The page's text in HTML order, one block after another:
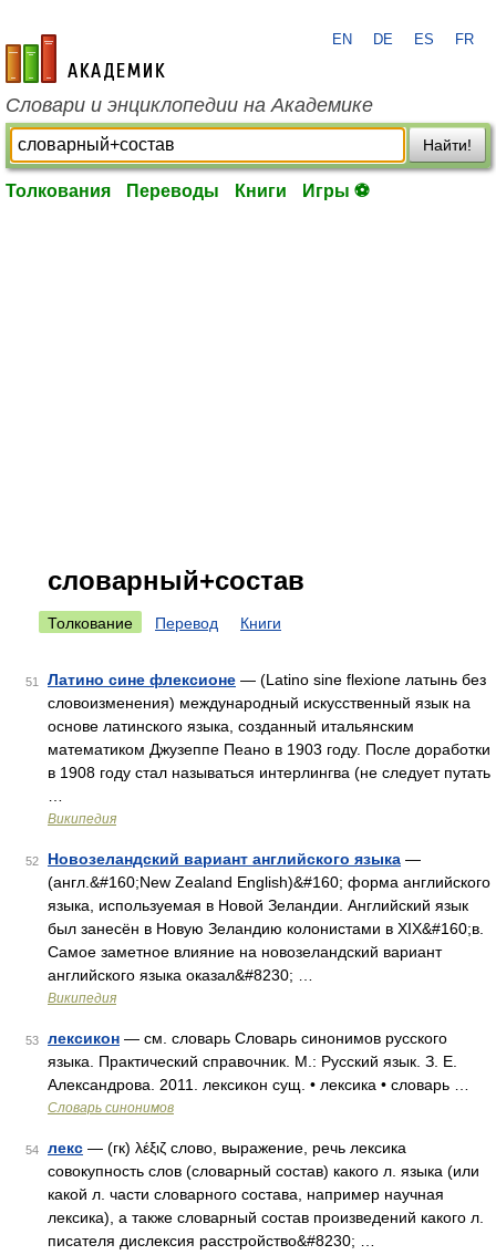
academic.ru
EN DE ES FR
Словари и энциклопедии на Академике
Найти!
Толкования Переводы Книги Игры ⚽
словарный+состав
Толкование Перевод Книги
51 Латино сине флексионе — (Latino sine flexione латынь без
словоизменения) международный искусственный язык на
основе латинского языка, созданный итальянским
математиком Джузеппе Пеано в 1903 году. После доработки
в 1908 году стал называться интерлингва (не следует путать
Википедия
52 Новозеландский вариант английского языка —
(англ.&#160;New Zealand English)&#160; форма английского
языка, используемая в Новой Зеландии. Английский язык
был занесён в Новую Зеландию колонистами в XIX&#160;в.
Самое заметное влияние на новозеландский вариант
английского языка оказал&#8230; …
Википедия
53 лексикон — см. словарь Словарь синонимов русского
языка. Практический справочник. М.: Русский язык. З. Е.
Александрова. 2011. лексикон сущ. • лексика • словарь …
Словарь синонимов
54 лекс — (гк) λέξιζ слово, выражение, речь лексика
совокупность слов (словарный состав) какого л. языка (или
какой л. части словарного состава, например научная
лексика), а также словарный состав произведений какого л.
писателя дислексия расстройство&#8230; …